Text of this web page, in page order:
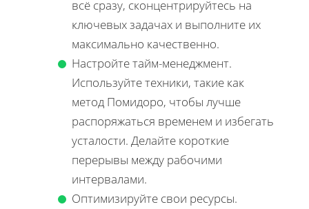
всё сразу, сконцентрируйтесь на
ключевых задачах и выполните их
максимально качественно.
Настройте тайм-менеджмент.
Используйте техники, такие как
метод Помидоро, чтобы лучше
распоряжаться временем и избегать
усталости. Делайте короткие
перерывы между рабочими
интервалами.
Оптимизируйте свои ресурсы.